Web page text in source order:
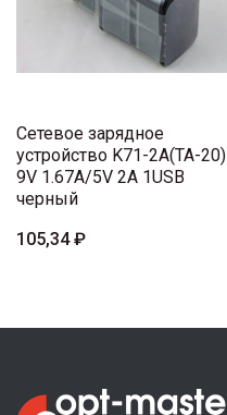
Сетевое зарядное
устройство K71-2A(TA-20)
9V 1.67A/5V 2A 1USB
черный
105,34 ₽